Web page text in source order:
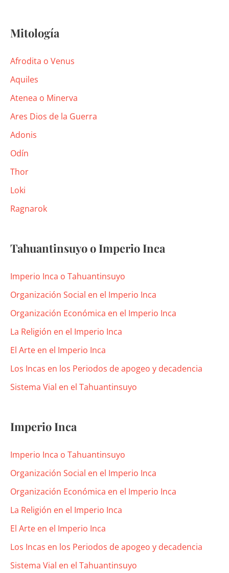
Mitología
Afrodita o Venus
Aquiles
Atenea o Minerva
Ares Dios de la Guerra
Adonis
Odín
Thor
Loki
Ragnarok
Tahuantinsuyo o Imperio Inca
Imperio Inca o Tahuantinsuyo
Organización Social en el Imperio Inca
Organización Económica en el Imperio Inca
La Religión en el Imperio Inca
El Arte en el Imperio Inca
Los Incas en los Periodos de apogeo y decadencia
Sistema Vial en el Tahuantinsuyo
Imperio Inca
Imperio Inca o Tahuantinsuyo
Organización Social en el Imperio Inca
Organización Económica en el Imperio Inca
La Religión en el Imperio Inca
El Arte en el Imperio Inca
Los Incas en los Periodos de apogeo y decadencia
Sistema Vial en el Tahuantinsuyo